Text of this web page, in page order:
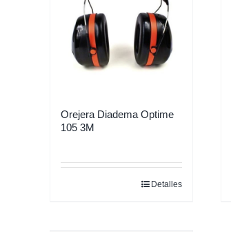
Orejera Diadema Optime
105 3M
Detalles